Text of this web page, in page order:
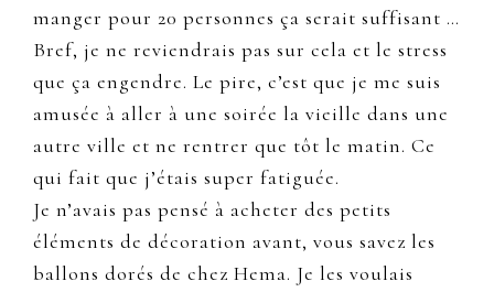
manger pour 20 personnes ça serait suffisant …
Bref, je ne reviendrais pas sur cela et le stress
que ça engendre. Le pire, c’est que je me suis
amusée à aller à une soirée la vieille dans une
autre ville et ne rentrer que tôt le matin. Ce
qui fait que j’étais super fatiguée.
Je n’avais pas pensé à acheter des petits
éléments de décoration avant, vous savez les
ballons dorés de chez Hema. Je les voulais